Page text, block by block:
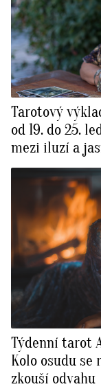
Tarotový
od 19. do 25.
mezi iluzí a
Týdenní tarot
Kolo osudu se
zkouší odvahu